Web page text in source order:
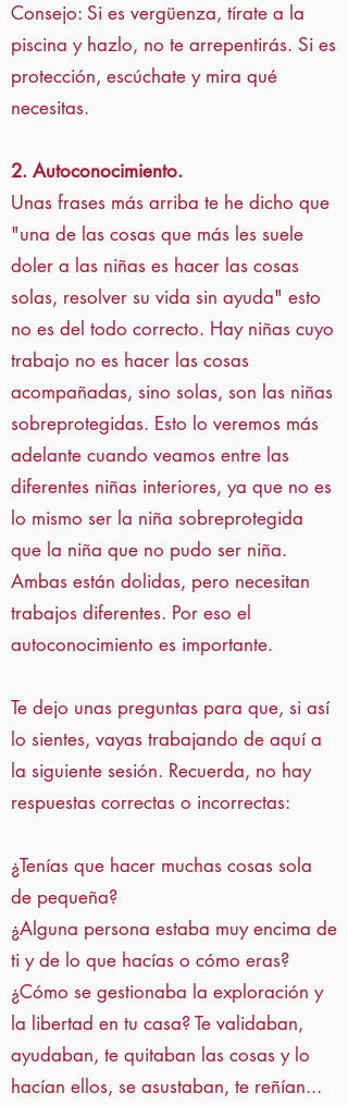
Consejo: Si es vergüenza, tírate a la
piscina y hazlo, no te arrepentirás. Si es
protección, escúchate y mira qué
necesitas.
2. Autoconocimiento.
Unas frases más arriba te he dicho que
"una de las cosas que más les suele
doler a las niñas es hacer las cosas
solas, resolver su vida sin ayuda" esto
no es del todo correcto. Hay niñas cuyo
trabajo no es hacer las cosas
acompañadas, sino solas, son las niñas
sobreprotegidas. Esto lo veremos más
adelante cuando veamos entre las
diferentes niñas interiores, ya que no es
lo mismo ser la niña sobreprotegida
que la niña que no pudo ser niña.
Ambas están dolidas, pero necesitan
trabajos diferentes. Por eso el
autoconocimiento es importante.
Te dejo unas preguntas para que, si así
lo sientes, vayas trabajando de aquí a
la siguiente sesión. Recuerda, no hay
respuestas correctas o incorrectas:
¿Tenías que hacer muchas cosas sola
de pequeña?
¿Alguna persona estaba muy encima de
ti y de lo que hacías o cómo eras?
¿Cómo se gestionaba la exploración y
la libertad en tu casa? Te validaban,
ayudaban, te quitaban las cosas y lo
hacían ellos, se asustaban, te reñían...